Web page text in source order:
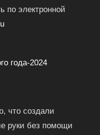
по электронной
года-2024
что создали
руки без помощи